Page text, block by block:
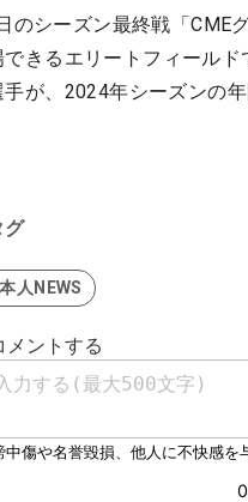
のシーズン最終戦「CME
できるエリートフィール
が、2024年シーズンの
グ
人NEWS